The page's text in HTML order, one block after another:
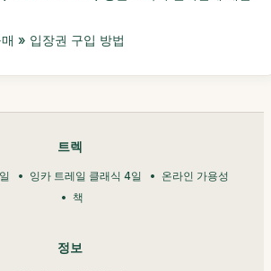
» 입장권 구입 방법
트렉
잉카 트레일 클래식 4일
온라인 가용성
책
정보